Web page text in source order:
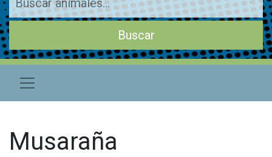
Musaraña